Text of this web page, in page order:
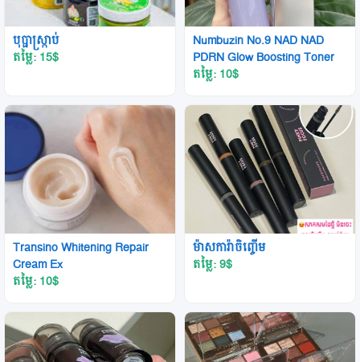
បុប្ផាស្រ្កាប់
តម្លៃ: 15$
Numbuzin No.9 NAD NAD
PDRN Glow Boosting Toner
តម្លៃ: 10$
Transino Whitening Repair
Cream Ex
តម្លៃ: 10$
ម៉ាសការ៉ាចិញ្ចើម
តម្លៃ: 9$